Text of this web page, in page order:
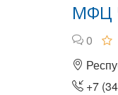
МФЦ
0
+7